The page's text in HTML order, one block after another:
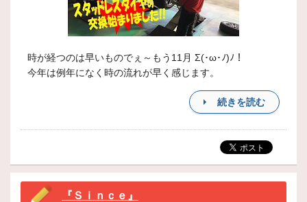
時が経つのは早いものでぇ～もう11月 Σ(･ω･ﾉ)ﾉ！
今年は例年になく時の流れが早く感じます。
続きを読む
『Ｓｉｎｃｅ』